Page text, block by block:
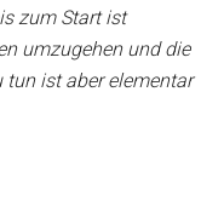
zum Start ist
umzugehen und die
tun ist aber elementar